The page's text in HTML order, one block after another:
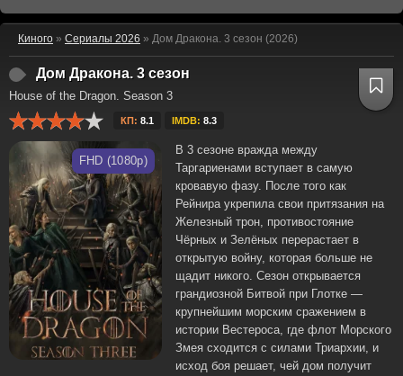
Киного » Сериалы 2026 » Дом Дракона. 3 сезон (2026)
Дом Дракона. 3 сезон
House of the Dragon. Season 3
КП: 8.1 IMDB: 8.3
FHD (1080p)
В 3 сезоне вражда между
Таргариенами вступает в самую
кровавую фазу. После того как
Рейнира укрепила свои притязания на
Железный трон, противостояние
Чёрных и Зелёных перерастает в
открытую войну, которая больше не
щадит никого. Сезон открывается
грандиозной Битвой при Глотке —
крупнейшим морским сражением в
истории Вестероса, где флот Морского
Змея сходится с силами Триархии, и
исход боя решает, чей дом получит